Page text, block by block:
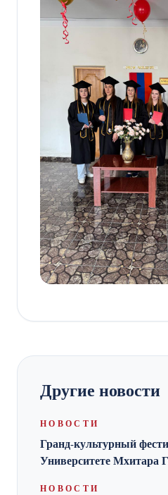
Другие новости
НОВОСТИ
Гранд-культурный
Университете Мхитара
НОВОСТИ